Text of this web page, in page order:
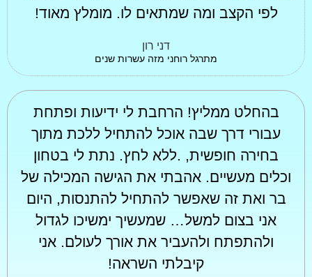
לפי הקצב ומה שמתאים לו. מומלץ מאוד!
דני רון
מתרגל רוחני מזה עשרות שנים
בהחלט ממליץ! הרחבת לי ידיעות ופתחת
עבורי דרך שבה אוכל להתחיל ללכת מתוך
בחירה חופשית, .ללא לחץ. נתת לי בטחון
וכלים מעשיים. אהבתי את הגישה המכילה של
בר ואת זה שאפשר להתחיל להתנסות, היום
אני בצום למשל… שמעשיך ימשיכו לגדול
ולהתפתח ולהעביר את אורך לעולם. אני
קיבלתי השראה!